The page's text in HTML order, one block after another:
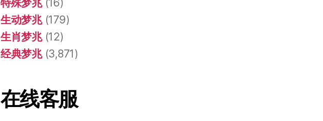
特殊梦兆(16)
生动梦兆(179)
生肖梦兆(12)
经典梦兆(3,871)
在线客服